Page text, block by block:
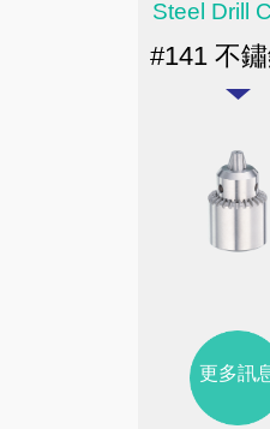
Steel Drill
更多訊